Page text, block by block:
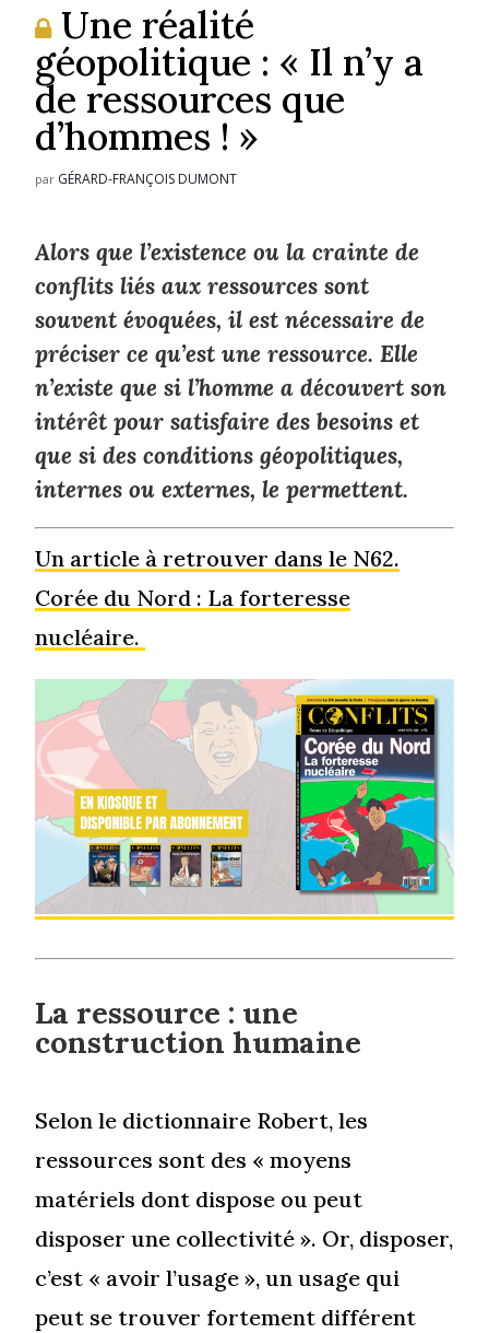
Une réalité
géopolitique : « Il n’y a
de ressources que
d’hommes ! »
par GÉRARD-FRANÇOIS DUMONT
Alors que l’existence ou la crainte de
conflits liés aux ressources sont
souvent évoquées, il est nécessaire de
préciser ce qu’est une ressource. Elle
n’existe que si l’homme a découvert son
intérêt pour satisfaire des besoins et
que si des conditions géopolitiques,
internes ou externes, le permettent.
Un article à retrouver dans le N62.
Corée du Nord : La forteresse
nucléaire.
La ressource : une
construction humaine
Selon le dictionnaire Robert, les
ressources sont des « moyens
matériels dont dispose ou peut
disposer une collectivité ». Or, disposer,
c’est « avoir l’usage », un usage qui
peut se trouver fortement différent